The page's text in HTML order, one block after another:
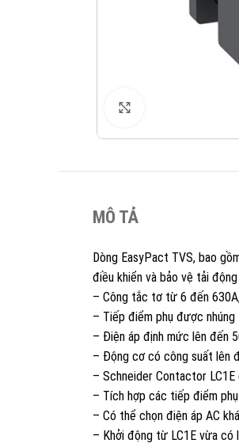
MÔ TẢ
Dòng EasyPact TVS, bao
điều khiển và bảo vệ tải
– Công tắc tơ từ 6 đến
– Tiếp điểm phụ được nhúng
– Điện áp định mức lên đến
– Động cơ có công suất lên
– Schneider Contactor
– Tích hợp các tiếp điểm
– Có thể chọn điện áp AC
– Khởi động từ LC1E vừa có